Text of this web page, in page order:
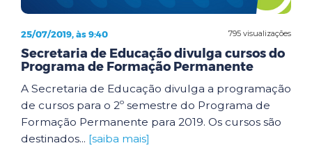
795 visualizações
25/07/2019, às 9:40
Secretaria de Educação divulga cursos do
Programa de Formação Permanente
A Secretaria de Educação divulga a programação
de cursos para o 2º semestre do Programa de
Formação Permanente para 2019. Os cursos são
destinados... [saiba mais]